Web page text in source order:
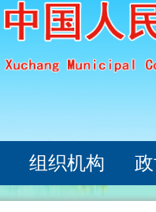
组织机构